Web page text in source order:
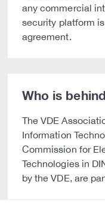
any commercial
security platform
agreement.
Who is
The VDE
Information
Commission for
Technologies in
by the VDE, are